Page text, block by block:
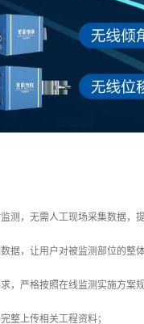
测，无需人工现场采集数据，
据，让用户对被监测部位的整
，严格按照在线监测实施方案规
整上传相关工程资料；